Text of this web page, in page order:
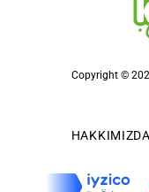
Copyright ©
HAKKIMIZDA